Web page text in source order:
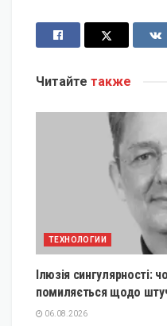
Читайте также
ТЕХНОЛОГИИ
Ілюзія сингулярності:
помиляється щодо
06.08.2026